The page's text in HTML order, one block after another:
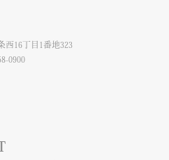
西16丁目1番地323
0900